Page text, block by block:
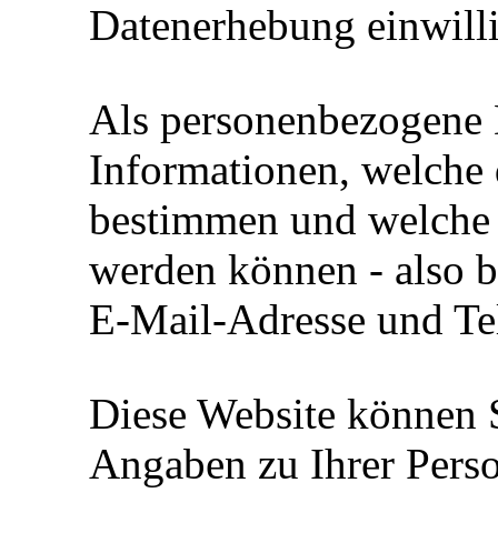
Datenerhebung
Als
Informationen, welche
bestimmen und
werden können - also
E-Mail-Adresse und
Diese Website können
Angaben zu Ihrer